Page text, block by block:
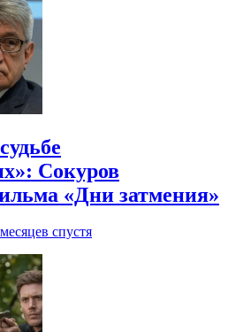
Сокуров
«Дни затмения»
спустя